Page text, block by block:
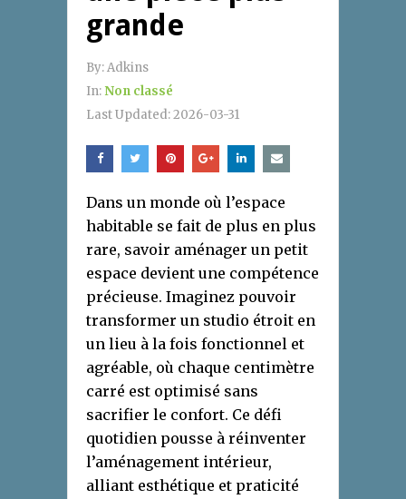
grande
By:Adkins
In:Non classé
Last Updated:2026-03-31
Dans un monde où l’espace
habitable se fait de plus en plus
rare, savoir aménager un petit
espace devient une compétence
précieuse. Imaginez pouvoir
transformer un studio étroit en
un lieu à la fois fonctionnel et
agréable, où chaque centimètre
carré est optimisé sans
sacrifier le confort. Ce défi
quotidien pousse à réinventer
l’aménagement intérieur,
alliant esthétique et praticité